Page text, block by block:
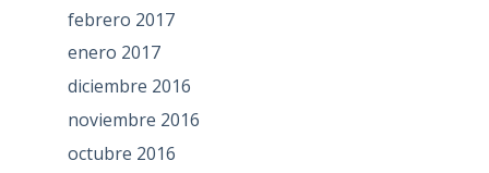
febrero 2017
enero 2017
diciembre 2016
noviembre 2016
octubre 2016